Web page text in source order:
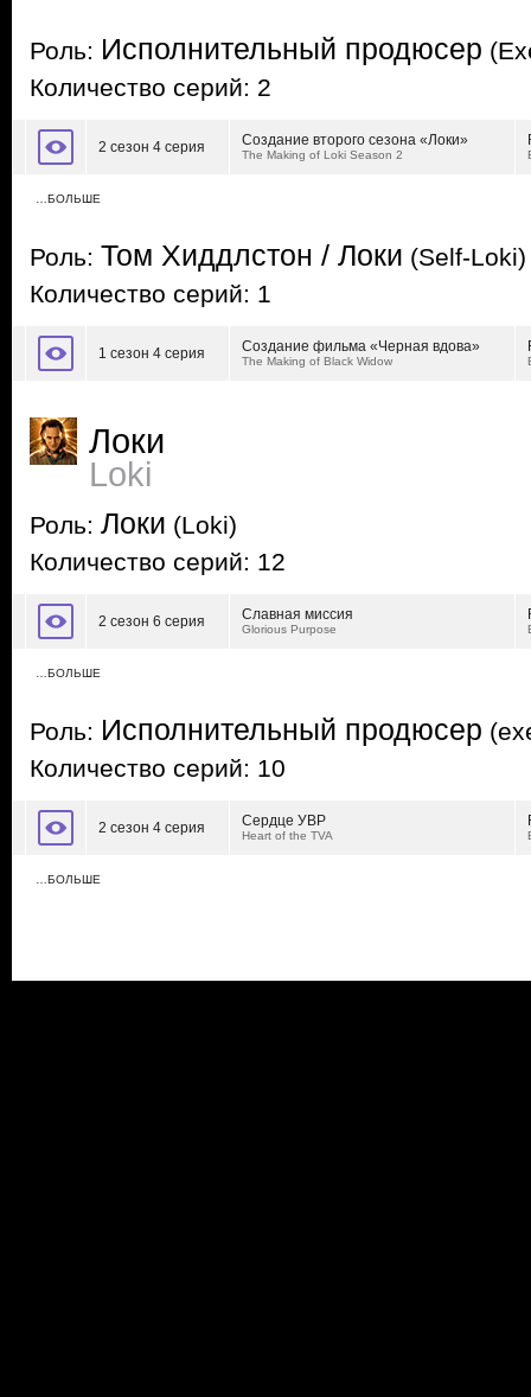
Роль: Исполнительный продюсер
Количество серий: 2
2 сезон 4 серия Создание второго сезона «Локи»
The Making of Loki Season 2
…БОЛЬШЕ
Роль: Том Хиддлстон / Локи (Self-Loki)
Количество серий: 1
1 сезон 4 серия Создание фильма «Черная вдова»
The Making of Black Widow
Локи
Loki
Роль: Локи (Loki)
Количество серий: 12
2 сезон 6 серия Славная миссия
Glorious Purpose
…БОЛЬШЕ
Роль: Исполнительный продюсер
Количество серий: 10
2 сезон 4 серия Сердце УВР
Heart of the TVA
…БОЛЬШЕ